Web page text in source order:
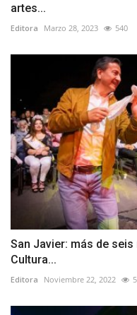
artes...
Editora Marzo 28, 2023 540
San Javier: más de
Cultura...
Editora Noviembre 22, 2022